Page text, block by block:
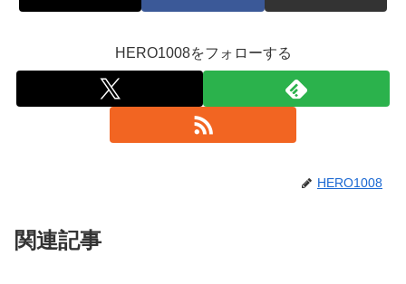
HERO1008をフォローする
HERO1008
関連記事